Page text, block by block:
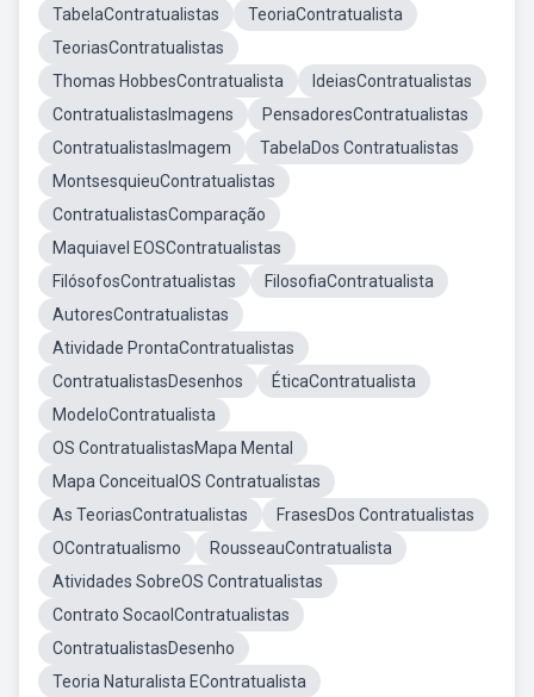
TabelaContratualistas
TeoriaContratualista
TeoriasContratualistas
Thomas HobbesContratualista
IdeiasContratualistas
ContratualistasImagens
PensadoresContratualistas
ContratualistasImagem
TabelaDos Contratualistas
MontsesquieuContratualistas
ContratualistasComparação
Maquiavel EOSContratualistas
FilósofosContratualistas
FilosofiaContratualista
AutoresContratualistas
Atividade ProntaContratualistas
ContratualistasDesenhos
ÉticaContratualista
ModeloContratualista
OS ContratualistasMapa Mental
Mapa ConceitualOS Contratualistas
As TeoriasContratualistas
FrasesDos Contratualistas
OContratualismo
RousseauContratualista
Atividades SobreOS Contratualistas
Contrato SocaolContratualistas
ContratualistasDesenho
Teoria Naturalista EContratualista